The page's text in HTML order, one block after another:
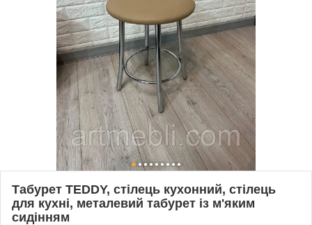
Табурет TEDDY, стілець кухонний, стілець
для кухні, металевий табурет із м'яким
сидінням